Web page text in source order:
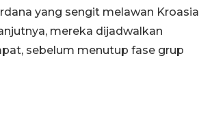
yang sengit melawan Kroasia
mereka dijadwalkan
sebelum menutup fase grup